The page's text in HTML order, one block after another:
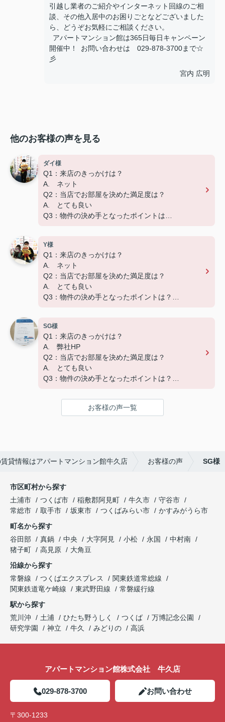
引越し業者のご紹介やインターネット回線のご相
談、その他入居中のお困りごとなどございました
ら、どうぞお気軽にご相談ください。
アパートマンション館は365日毎日キャンペーン
開催中！ お問い合わせは 029-878-3700まで☆
彡
宮内 広明
他のお客様の声を見る
ダイ様
Q1：来店のきっかけは？
A. ネット
Q2：当店でお部屋を決めた満足度は？
A. とても良い
Q3：物件の決め手となったポイントは？
Y様
Q1：来店のきっかけは？
A. ネット
Q2：当店でお部屋を決めた満足度は？
A. とても良い
Q3：物件の決め手となったポイントは？
ーーーーーーーーーーーーーーーーーーーー
この度はご成約いただき、ありがとうございました
☆彡
快適な新生活になることをお祈りしています('ω')
SG様
Q1：来店のきっかけは？
A. 弊社HP
Q2：当店でお部屋を決めた満足度は？
A. とても良い
Q3：物件の決め手となったポイントは？
ーーーーーーーーーーーーーーーーーーーー
お客様の声一覧
貸情報はアパートマンション館牛久店 お客様の声 SG様
市区町村から探す
土浦市
つくば市 稲敷郡阿見町 牛久市
守谷市
常総市
取手市 坂東市 つくばみらい市
かすみがうら市
町名から探す
谷田部
真鍋 中央 大字阿見 小松 永国
中村南
猪子町
高見原
大角豆
沿線から探す
常磐線
つくばエクスプレス
関東鉄道常総線
関東鉄道竜ケ崎線
東武野田線
常磐緩行線
駅から探す
荒川沖
土浦 ひたち野うしく つくば
万博記念公園
研究学園
神立 牛久 みどりの 高浜
アパートマンション館株式会社 牛久店
029-878-3700 お問い合わせ
〒300-1233